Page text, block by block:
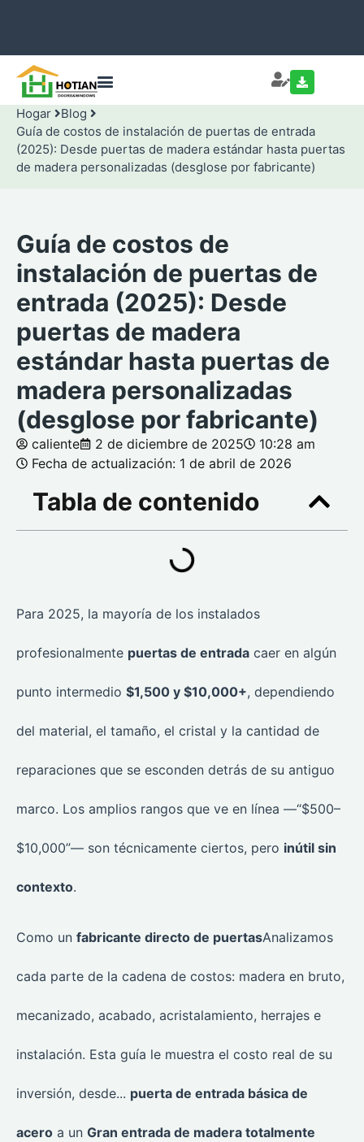
Hogar
Blog
Guía de costos de instalación de puertas de entrada
(2025): Desde puertas de madera estándar hasta puertas
de madera personalizadas (desglose por fabricante)
Guía de costos de
instalación de puertas de
entrada (2025): Desde
puertas de madera
estándar hasta puertas de
madera personalizadas
(desglose por fabricante)
caliente 2 de diciembre de 2025
10:28 am
Fecha de actualización: 1 de abril de 2026
Tabla de contenido
Para 2025, la mayoría de los instalados
profesionalmente puertas de entrada caer en algún
punto intermedio $1,500 y $10,000+, dependiendo
del material, el tamaño, el cristal y la cantidad de
reparaciones que se esconden detrás de su antiguo
marco. Los amplios rangos que ve en línea —“$500–
$10,000”— son técnicamente ciertos, pero inútil sin
contexto.
Como un fabricante directo de puertasAnalizamos
cada parte de la cadena de costos: madera en bruto,
mecanizado, acabado, acristalamiento, herrajes e
instalación. Esta guía le muestra el costo real de su
inversión, desde... puerta de entrada básica de
acero a un Gran entrada de madera totalmente